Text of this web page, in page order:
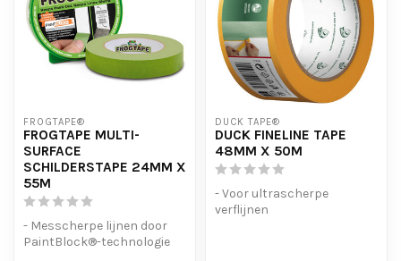
FROGTAPE®
FROGTAPE MULTI-
SURFACE
SCHILDERSTAPE 24MM X
55M
- Messcherpe lijnen door
PaintBlock®-technologie
DUCK TAPE®
DUCK FINELINE TAPE
48MM X 50M
- Voor ultrascherpe
verflijnen